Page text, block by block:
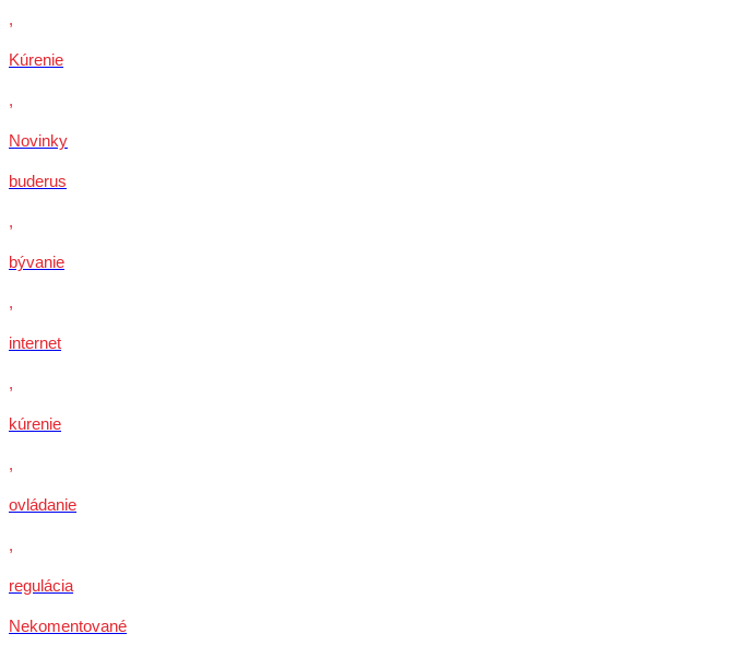
,
Kúrenie
,
Novinky
buderus
,
bývanie
,
internet
,
kúrenie
,
ovládanie
,
regulácia
Nekomentované